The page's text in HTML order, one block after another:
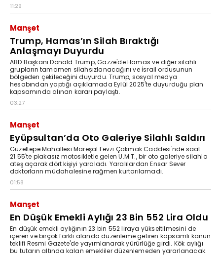
11:29
Manşet
Trump, Hamas’ın Silah Bıraktığı
Anlaşmayı Duyurdu
ABD Başkanı Donald Trump, Gazze'de Hamas ve diğer silahlı
grupların tamamen silahsızlanacağını ve İsrail ordusunun
bölgeden çekileceğini duyurdu. Trump, sosyal medya
hesabından yaptığı açıklamada Eylül 2025'te duyurduğu plan
kapsamında alınan kararı paylaştı.
03:27
Manşet
Eyüpsultan’da Oto Galeriye Silahlı Saldırı
Güzeltepe Mahallesi Mareşal Fevzi Çakmak Caddesi'nde saat
21.55'te plakasız motosikletle gelen U.M.T., bir oto galeriye silahla
ateş açarak dört kişiyi yaraladı. Yaralılardan Ensar Sever
doktorların müdahalesine rağmen kurtarılamadı.
01:58
Manşet
En Düşük Emekli Aylığı 23 Bin 552 Lira Oldu
En düşük emekli aylığının 23 bin 552 liraya yükseltilmesini de
içeren ve birçok farklı alanda düzenleme getiren kapsamlı kanun
teklifi Resmi Gazete'de yayımlanarak yürürlüğe girdi. Kök aylığı
bu tutarın altında kalan emekliler düzenlemeden yararlanacak.